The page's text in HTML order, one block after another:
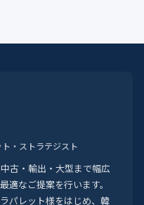
・ストラテジスト
古・輸出・大型まで幅広
適なご提案を行います。
パレット様をはじめ、韓